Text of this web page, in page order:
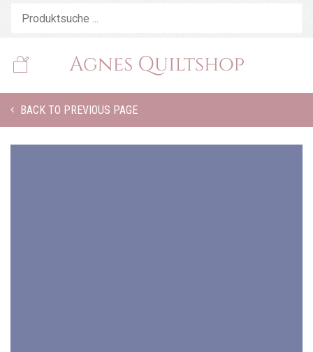
BACK TO PREVIOUS PAGE